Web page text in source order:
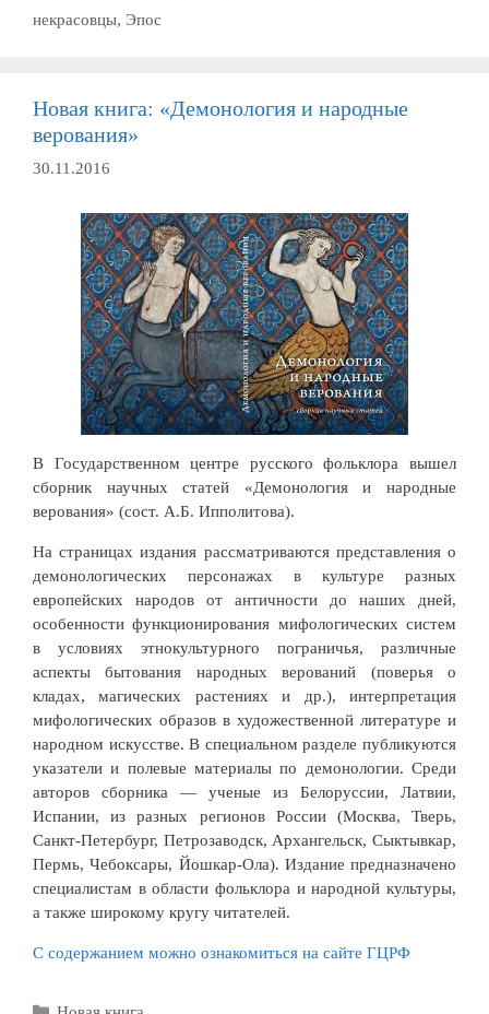
некрасовцы, Эпос
Новая книга: «Демонология и народные
верования»
30.11.2016
В Государственном центре русского фольклора вышел
сборник научных статей «Демонология и народные
верования» (сост. А.Б. Ипполитова).
На страницах издания рассматриваются представления о
демонологических персонажах в культуре разных
европейских народов от античности до наших дней,
особенности функционирования мифологических систем
в условиях этнокультурного пограничья, различные
аспекты бытования народных верований (поверья о
кладах, магических растениях и др.), интерпретация
мифологических образов в художественной литературе и
народном искусстве. В специальном разделе публикуются
указатели и полевые материалы по демонологии. Среди
авторов сборника — ученые из Белоруссии, Латвии,
Испании, из разных регионов России (Москва, Тверь,
Санкт-Петербург, Петрозаводск, Архангельск, Сыктывкар,
Пермь, Чебоксары, Йошкар-Ола). Издание предназначено
специалистам в области фольклора и народной культуры,
а также широкому кругу читателей.
С содержанием можно ознакомиться на сайте ГЦРФ
Рубрики